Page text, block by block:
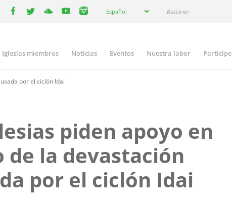
your
Español
Busca
Iglesias miembros Noticias Eventos Nuestra labor Participe
por el ciclón Idai
piden apoyo en
de la devastación
por el ciclón Idai